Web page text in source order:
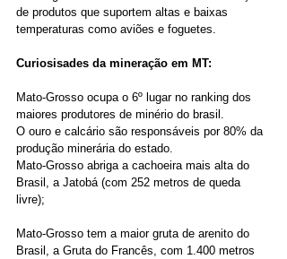
de produtos que suportem altas e baixas
temperaturas como aviões e foguetes.
Curiosisades da mineração em MT:
Mato-Grosso ocupa o 6º lugar no ranking dos
maiores produtores de minério do brasil.
O ouro e calcário são responsáveis por 80% da
produção minerária do estado.
Mato-Grosso abriga a cachoeira mais alta do
Brasil, a Jatobá (com 252 metros de queda
livre);
Mato-Grosso tem a maior gruta de arenito do
Brasil, a Gruta do Francês, com 1.400 metros